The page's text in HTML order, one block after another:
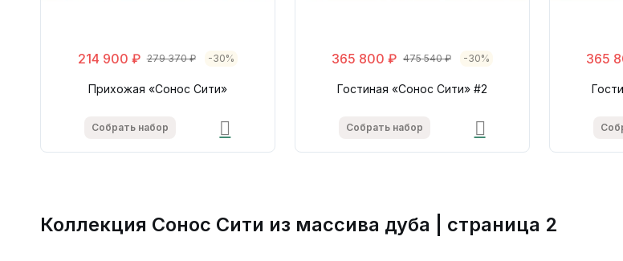
214 900 ₽ 279 370 ₽ -30%
Прихожая «Сонос Сити»
Собрать набор
365 800 ₽ 475 540 ₽ -30%
Гостиная «Сонос Сити» #2
Собрать набор
365
Коллекция Сонос Сити из массива дуба | страница 2